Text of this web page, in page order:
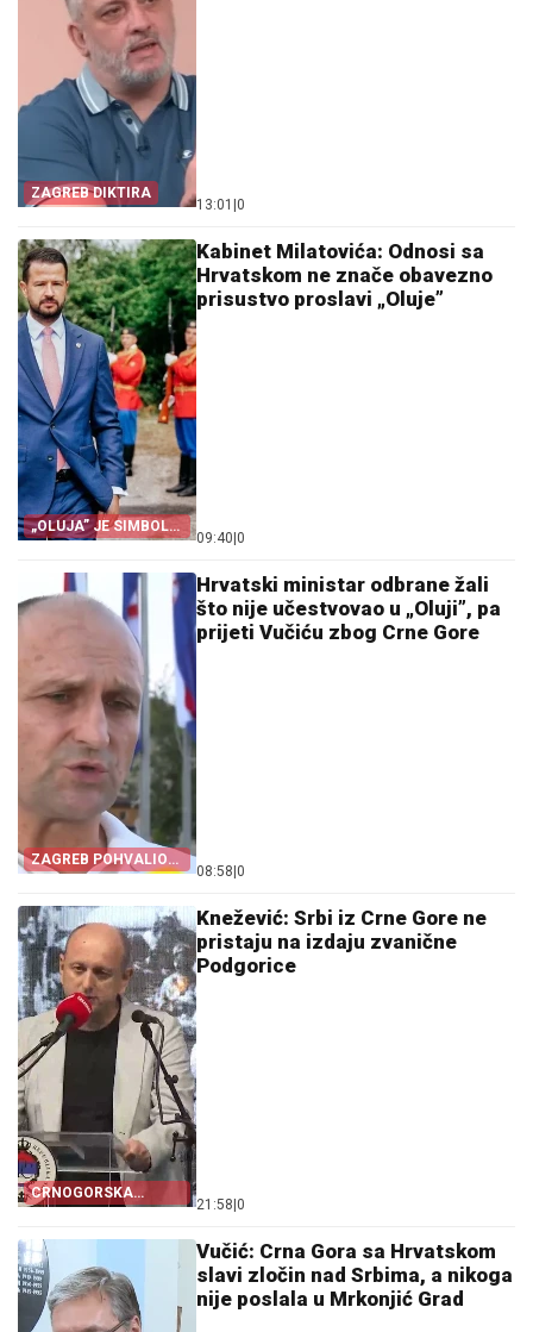
ZAGREB DIKTIRA
13:01 0
„OLUJA” JE SIMBOL
PROGONA
Kabinet Milatovića: Odnosi sa
Hrvatskom ne znače obavezno
prisustvo proslavi „Oluje”
09:40 0
ZAGREB POHVALIO
CRNU GORU
Hrvatski ministar odbrane žali
što nije učestvovao u „Oluji”, pa
prijeti Vučiću zbog Crne Gore
08:58 0
CRNOGORSKA
ZASTAVA PORED
Knežević: Srbi iz Crne Gore ne
pristaju na izdaju zvanične
Podgorice
21:58 0
Vučić: Crna Gora sa Hrvatskom
slavi zločin nad Srbima, a nikoga
nije poslala u Mrkonjić Grad